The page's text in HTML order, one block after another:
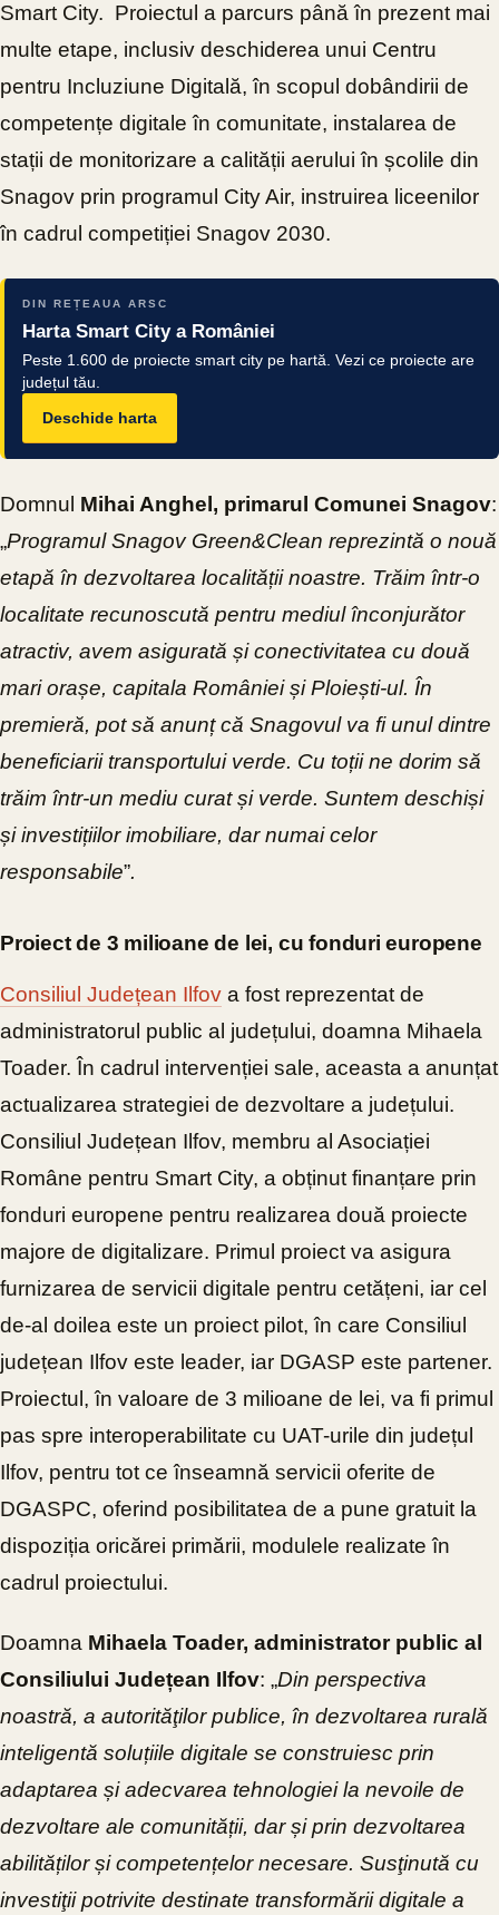
Smart City. Proiectul a parcurs până în prezent mai
multe etape, inclusiv deschiderea unui Centru
pentru Incluziune Digitală, în scopul dobândirii de
competențe digitale în comunitate, instalarea de
stații de monitorizare a calității aerului în școlile din
Snagov prin programul City Air, instruirea liceenilor
în cadrul competiției Snagov 2030.
DIN REȚEAUA ARSC
Harta Smart City a României
Peste 1.600 de proiecte smart city pe hartă. Vezi ce proiecte are
județul tău.
Deschide harta
Domnul Mihai Anghel, primarul Comunei Snagov:
„Programul Snagov Green&Clean reprezintă o nouă
etapă în dezvoltarea localității noastre. Trăim într-o
localitate recunoscută pentru mediul înconjurător
atractiv, avem asigurată și conectivitatea cu două
mari orașe, capitala României și Ploiești-ul. În
premieră, pot să anunț că Snagovul va fi unul dintre
beneficiarii transportului verde. Cu toții ne dorim să
trăim într-un mediu curat și verde. Suntem deschiși
și investițiilor imobiliare, dar numai celor
responsabile”.
Proiect de 3 milioane de lei, cu fonduri europene
Consiliul Județean Ilfov a fost reprezentat de
administratorul public al județului, doamna Mihaela
Toader. În cadrul intervenției sale, aceasta a anunțat
actualizarea strategiei de dezvoltare a județului.
Consiliul Județean Ilfov, membru al Asociației
Române pentru Smart City, a obținut finanțare prin
fonduri europene pentru realizarea două proiecte
majore de digitalizare. Primul proiect va asigura
furnizarea de servicii digitale pentru cetățeni, iar cel
de-al doilea este un proiect pilot, în care Consiliul
județean Ilfov este leader, iar DGASP este partener.
Proiectul, în valoare de 3 milioane de lei, va fi primul
pas spre interoperabilitate cu UAT-urile din județul
Ilfov, pentru tot ce înseamnă servicii oferite de
DGASPC, oferind posibilitatea de a pune gratuit la
dispoziția oricărei primării, modulele realizate în
cadrul proiectului.
Doamna Mihaela Toader, administrator public al
Consiliului Județean Ilfov: „Din perspectiva
noastră, a autorităţilor publice, în dezvoltarea rurală
inteligentă soluțiile digitale se construiesc prin
adaptarea și adecvarea tehnologiei la nevoile de
dezvoltare ale comunității, dar și prin dezvoltarea
abilităților și competențelor necesare. Susţinută cu
investiţii potrivite destinate transformării digitale a